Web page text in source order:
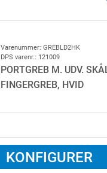
Varenummer: GREBLD2HK
DPS varenr.: 121009
PORTGREB M. UDV.
FINGERGREB, HVID
KONFIGURER